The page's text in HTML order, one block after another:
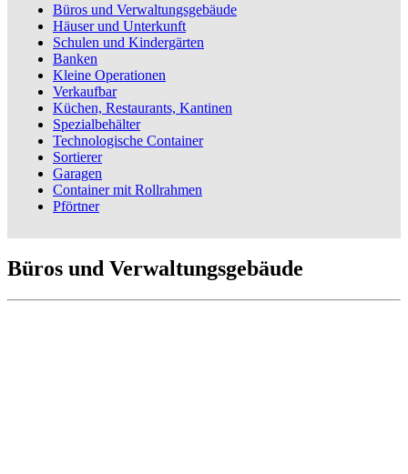
Büros und Verwaltungsgebäude
Häuser und Unterkunft
Schulen und Kindergärten
Banken
Kleine Operationen
Verkaufbar
Küchen, Restaurants, Kantinen
Spezialbehälter
Technologische Container
Sortierer
Garagen
Container mit Rollrahmen
Pförtner
Büros und Verwaltungsgebäude